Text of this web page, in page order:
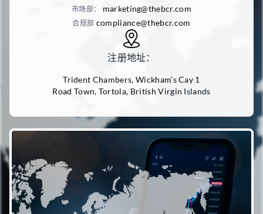
市场部： marketing@thebcr.com
合规部 compliance@thebcr.com
注册地址：
Trident Chambers, Wickham’s Cay 1
Road Town, Tortola, British Virgin Islands